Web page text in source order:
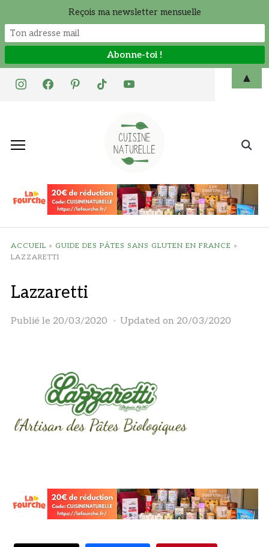
instagramfacebookpinteresttiktok youtube
Search
ACCUEIL » GUIDE DES PÂTES SANS GLUTEN EN FRANCE »
LAZZARETTI
Lazzaretti
Publié le 20/03/2020 Updated on 20/03/2020
Reçois ma newsletter mensuelle
▲